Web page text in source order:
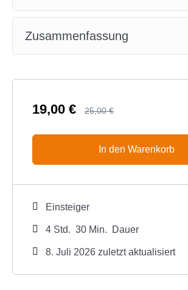
Zusammenfassung
19,00 € 25,00€
In den Warenkorb
Einsteiger
4 Std. 30 Min. Dauer
8. Juli 2026 zuletzt aktualisiert